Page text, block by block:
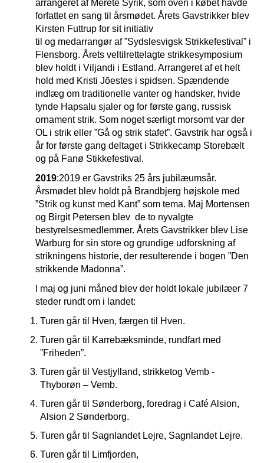
arrangeret af Merete Syrik, som oven i købet havde
forfattet en sang til årsmødet. Årets Gavstrikker blev
Kirsten Futtrup for sit initiativ
til og medarrangør af ”Sydslesvigsk Strikkefestival” i
Flensborg. Årets veltilrettelagte strikkesymposium
blev holdt i Viljandi i Estland. Arrangeret af et helt
hold med Kristi Jõestes i spidsen. Spændende
indlæg om traditionelle vanter og handsker, hvide
tynde Hapsalu sjaler og for første gang, russisk
ornament strik. Som noget særligt morsomt var der
OL i strik eller ”Gå og strik stafet”. Gavstrik har også i
år for første gang deltaget i Strikkecamp Storebælt
og på Fanø Stikkefestival.
2019:2019 er Gavstriks 25 års jubilæumsår.
Årsmødet blev holdt på Brandbjerg højskole med
”Strik og kunst med Kant” som tema. Maj Mortensen
og Birgit Petersen blev de to nyvalgte
bestyrelsesmedlemmer. Årets Gavstrikker blev Lise
Warburg for sin store og grundige udforskning af
strikningens historie, der resulterende i bogen ”Den
strikkende Madonna”.
I maj og juni måned blev der holdt lokale jubilæer 7
steder rundt om i landet:
Turen går til Hven, færgen til Hven.
Turen går til Karrebæksminde, rundfart med
”Friheden”.
Turen går til Vestjylland, strikketog Vemb -
Thyborøn – Vemb.
Turen går til Sønderborg, foredrag i Café Alsion,
Alsion 2 Sønderborg.
Turen går til Sagnlandet Lejre, Sagnlandet Lejre.
Turen går til Limfjorden,